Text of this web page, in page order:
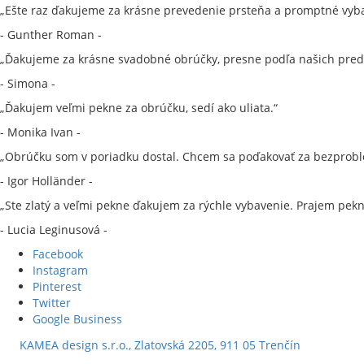
„Ešte raz ďakujeme za krásne prevedenie prsteňa a promptné
- Gunther Roman -
„Ďakujeme za krásne svadobné obrúčky, presne podľa našich
- Simona -
„Ďakujem veľmi pekne za obrúčku, sedí ako uliata.“
- Monika Ivan -
„Obrúčku som v poriadku dostal. Chcem sa poďakovať za
- Igor Holländer -
„Ste zlatý a veľmi pekne ďakujem za rýchle vybavenie. Prajem
- Lucia Leginusová -
Facebook
Instagram
Pinterest
Twitter
Google Business
KAMEA design s.r.o., Zlatovská 2205, 911 05 Trenčín